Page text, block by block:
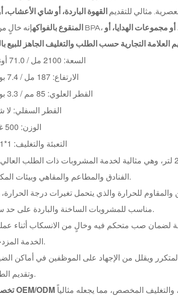
مثالي للتقديم
القهوة الباردة، أو شاي الأعشاب،
المنقوع بالفواكه
مجموعات الهدايا، أو
العلامة التجارية حسب الطلب والتغليف الجاهز للبيع
السعة: 2100 مل / 71.0 أونصة
الارتفاع: 187 مل / 7.4 بوصة
القطر العلوي: 85 مم / 3.3 بوصة
القطر السفلي:
الوزن: 500 غرام
التعبئة والتغليف: 1*1*24
صُممت بسعة موسعة تبلغ 2.1 لتر، وهي مثالية لخدمة المشروبات ذات الطلب
الفنادق والمطاعم والمقاهي وبيئات المكاتب.
للحرارة والذي يتحمل تغيرات درجة
مناسب للمشروبات الساخنة والباردة على حد سواء.
لضمان صب متحكم فيه وخالٍ من الانسكاب أثناء
الخدمة المزدحمة.
ويقلل من الإجهاد على الموظفين في أماكن
وتقديم الطعام.
المخصص، مما يجعله مثالياً